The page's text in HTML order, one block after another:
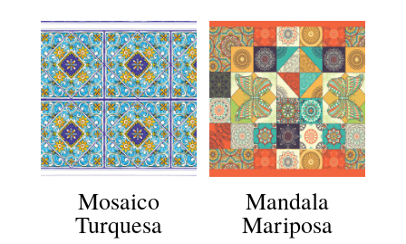
precios:
desde
$30,00
hasta
$65,00
desde
hasta
Mosaico
Turquesa
Mandala
Mariposa